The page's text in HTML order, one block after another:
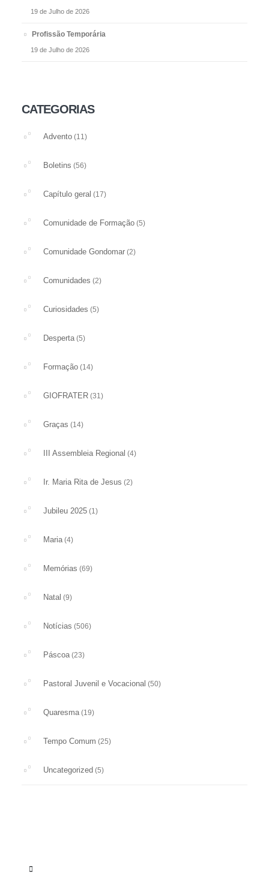
19 de Julho de 2026
Profissão Temporária
19 de Julho de 2026
CATEGORIAS
Advento (11)
Boletins (56)
Capítulo geral (17)
Comunidade de Formação (5)
Comunidade Gondomar (2)
Comunidades (2)
Curiosidades (5)
Desperta(5)
Formação (14)
GIOFRATER (31)
Graças (14)
III Assembleia Regional (4)
Ir. Maria Rita de Jesus (2)
Jubileu 2025 (1)
Maria(4)
Memórias (69)
Natal (9)
Notícias (506)
Páscoa(23)
Pastoral Juvenil e Vocacional (50)
Quaresma(19)
Tempo Comum (25)
Uncategorized (5)